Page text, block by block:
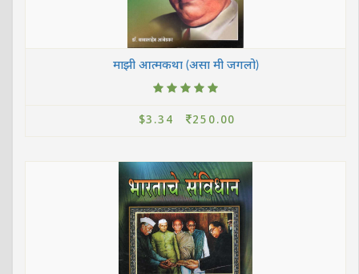
माझी आत्मकथा (असा मी जगलो)
$3.34 250.00